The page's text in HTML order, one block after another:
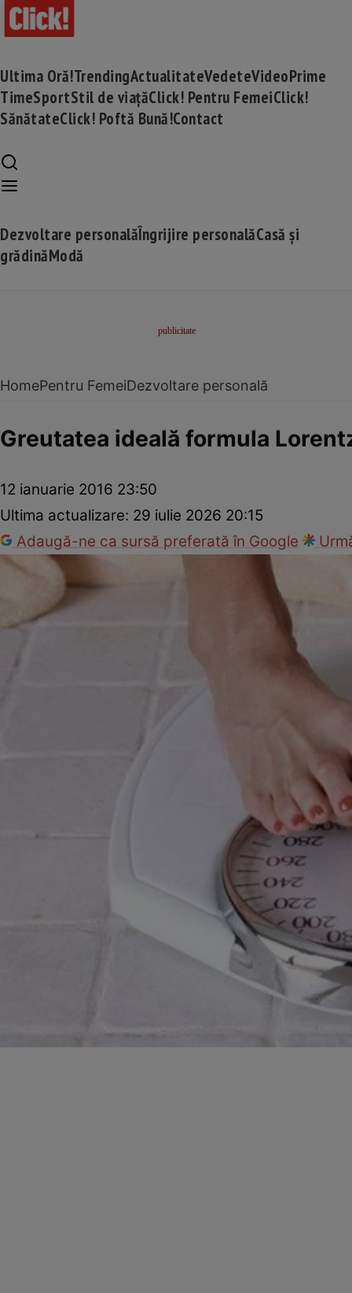
Ultima Oră!TrendingActualitateVedeteVideoPrime
TimeSportStil de viațăClick! Pentru FemeiClick!
SănătateClick! Poftă Bună!Contact
Dezvoltare personalăÎngrijire personalăCasă și
grădinăModă
HomePentru FemeiDezvoltare personală
Greutatea ideală formula
12 ianuarie 2016 23:50
Ultima actualizare: 29 iulie 2026 20:15
Adaugă-ne ca sursă preferată în Google